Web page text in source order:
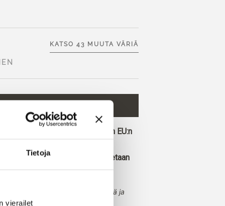
Tietoja
vierailet
KATSO 43 MUUTA VÄRIÄ
lisää ja saat ilmaisen toimituksen EU:n
tehdyt tilaukset toimitetaan
viileä sininen, jolla on selkeä ja